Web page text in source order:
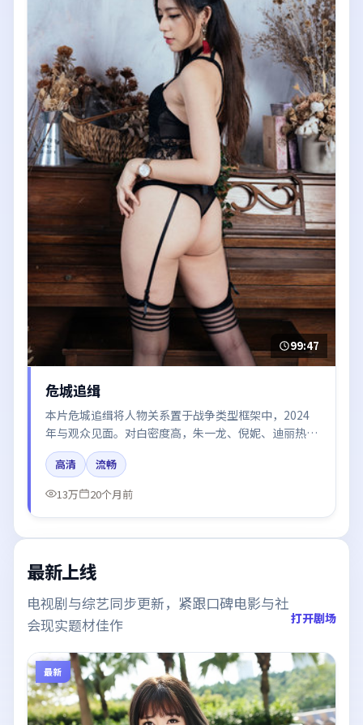
99:47
危城追缉
本片危城追缉将人物关系置于战争类型框架中，2024
年与观众见面。对白密度高，朱一龙、倪妮、迪丽热
巴、易烊千玺、张译的台词节奏值得关注；整体气质偏
日本都市与冷色调摄影。
高清
流畅
13万
20个月前
最新上线
电视剧与综艺同步更新，紧跟口碑电影与社
会现实题材佳作
打开剧场
最新